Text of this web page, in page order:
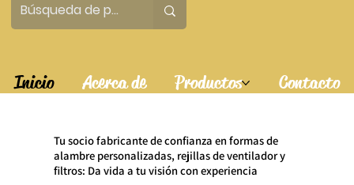
Inicio Acerca de Productos Contacto
Tu socio fabricante de confianza en formas de
alambre personalizadas, rejillas de ventilador y
filtros: Da vida a tu visión con experiencia